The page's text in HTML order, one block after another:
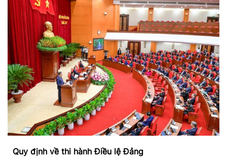
Quy định về thi hành Điều lệ Đảng